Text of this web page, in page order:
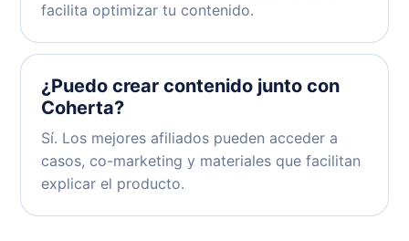
facilita optimizar tu contenido.
¿Puedo crear contenido junto con
Coherta?
Sí. Los mejores afiliados pueden acceder a
casos, co-marketing y materiales que facilitan
explicar el producto.